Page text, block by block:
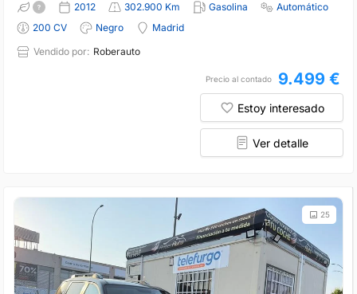
2012 302.900 Km Gasolina
Automático
200 CV
Negro
Madrid
Vendido por: Roberauto
Precio al contado 9.499 €
Estoy interesado
Ver detalle
25